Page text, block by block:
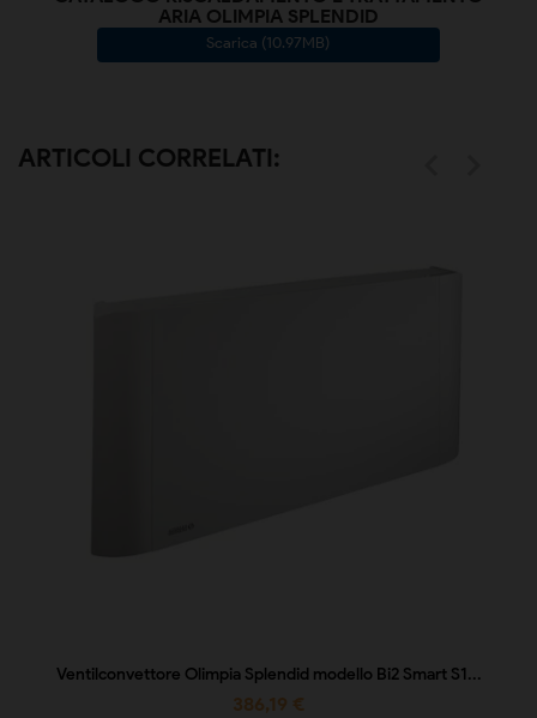
ARIA OLIMPIA SPLENDID
Scarica (10.97MB)
ARTICOLI CORRELATI:
Ventilconvettore Olimpia Splendid modello Bi2 Smart S1...
386,19 €